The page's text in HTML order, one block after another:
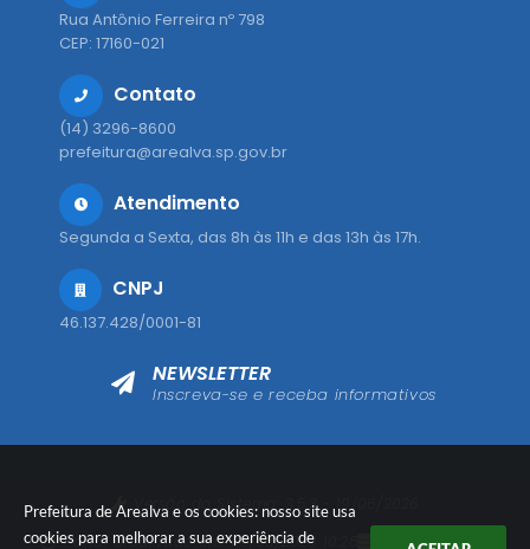
Prefeitura de Arealva e os cookies: nosso site usa
cookies para melhorar a sua experiência de
Rua Antônio Ferreira nº 798
CEP: 17160-021
Contato
(14) 3296-8600
prefeitura@arealva.sp.gov.br
Atendimento
Segunda a Sexta, das 8h às 11h e das 13h às 17h.
CNPJ
46.137.428/0001-81
NEWSLETTER
Inscreva-se e receba informativos
Versão do Sistema:
3.5.3 - 19/06/2026
Portal atualizado em:06/08/2026 10:28 Dados Abertos